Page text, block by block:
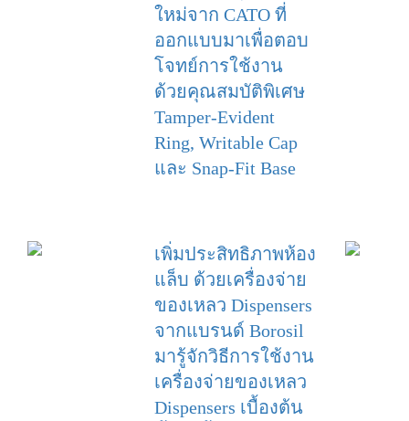
ใหม่จาก CATO ที่
ออกแบบมาเพื่อตอบ
โจทย์การใช้งาน
ด้วยคุณสมบัติพิเศษ
Tamper-Evident
Ring, Writable Cap
และ Snap-Fit Base
เพิ่มประสิทธิภาพห้อง
แล็บ ด้วยเครื่องจ่าย
ของเหลว Dispensers
จากแบรนด์ Borosil
มารู้จักวิธีการใช้งาน
เครื่องจ่ายของเหลว
Dispensers เบื้องต้น